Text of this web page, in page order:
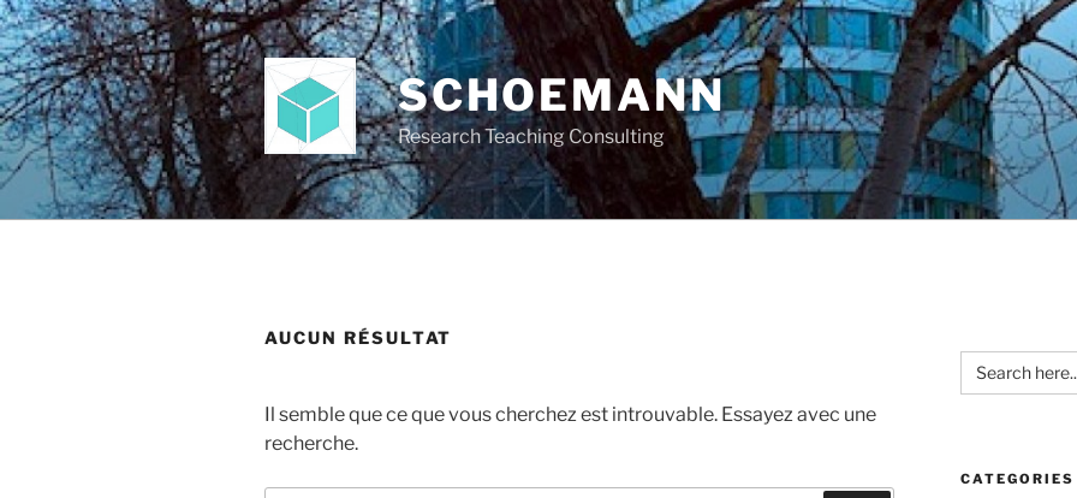
Aller
au
contenu
principal
SCHOEMANN
Research Teaching Consulting
AUCUN RÉSULTAT
Il semble que ce que vous cherchez est introuvable. Essayez avec une
recherche.
Search
for: